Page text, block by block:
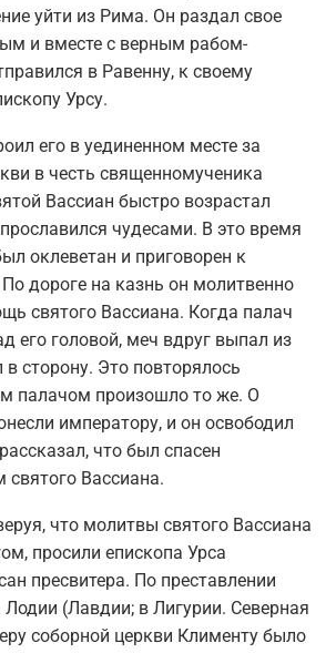
уйти из Рима. Он раздал свое
и вместе с верным рабом-
в Равенну, к своему
Урсу.
его в уединенном месте за
в честь священномученика
Вассиан быстро возрастал
чудесами. В это время
оклеветан и приговорен к
дороге на казнь он молитвенно
святого Вассиана. Когда палач
его головой, меч вдруг выпал из
в сторону. Это повторялось
палачом произошло то же. О
императору, и он освободил
что был спасен
святого Вассиана.
что молитвы святого Вассиана
просили епископа Урса
пресвитера. По преставлении
Лодии (Лавдии; в Лигурии. Северная
соборной церкви Клименту было